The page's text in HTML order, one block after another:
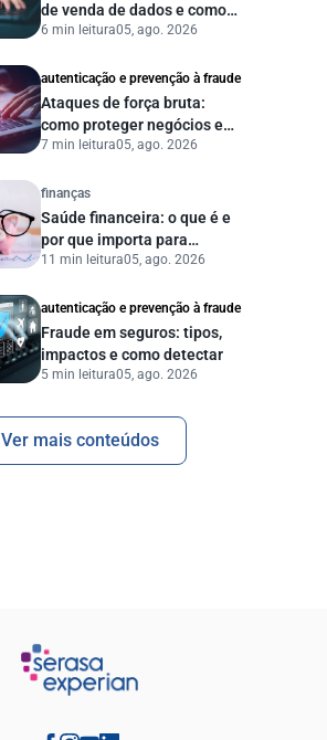
de venda de dados e como
proteger sua empresa?
6 min leitura05, ago. 2026
autenticação e prevenção à fraude
Ataques de força bruta:
como proteger negócios e
dados digitais
7 min leitura05, ago. 2026
finanças
Saúde financeira: o que é e
por que importa para
pessoas e empresas?
11 min leitura05, ago. 2026
autenticação e prevenção à fraude
Fraude em seguros: tipos,
impactos e como detectar
5 min leitura05, ago. 2026
Ver mais conteúdos